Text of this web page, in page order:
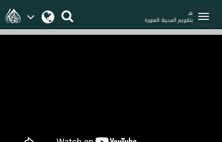
هـ
بتقويم المدينة المنورة